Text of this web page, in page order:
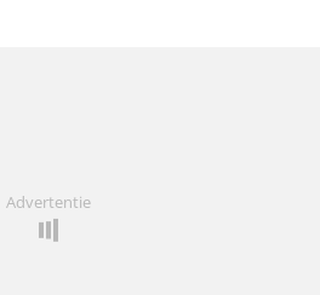
Advertentie